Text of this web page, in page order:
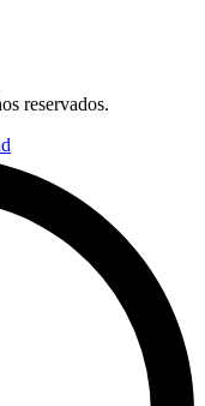
reservados.